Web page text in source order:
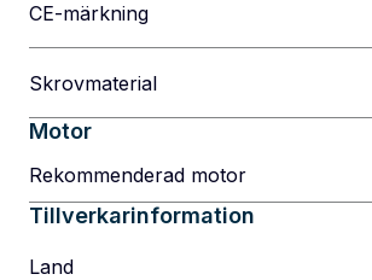
CE-märkning
Skrovmaterial
Motor
Rekommenderad motor
Tillverkarinformation
Land